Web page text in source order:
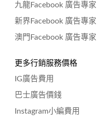
九龍Facebook 廣告專家
新界Facebook 廣告專家
澳門Facebook 廣告專家
更多行銷服務價格
IG廣告費用
巴士廣告價錢
Instagram小編費用